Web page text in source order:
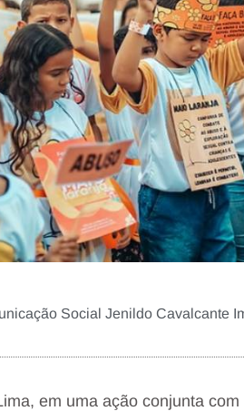
Social Jenildo Cavalcante
em uma ação conjunta